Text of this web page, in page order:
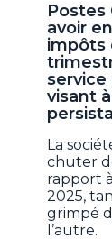
Postes
avoir
impôts
visant
La
chuter
rapport
2025,
grimpé
l’autre.